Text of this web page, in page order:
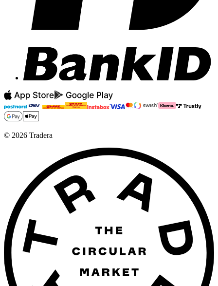
© 2026 Tradera